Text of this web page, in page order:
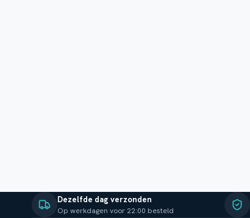
Dezelfde dag verzonden
Op werkdagen voor 22:00 besteld